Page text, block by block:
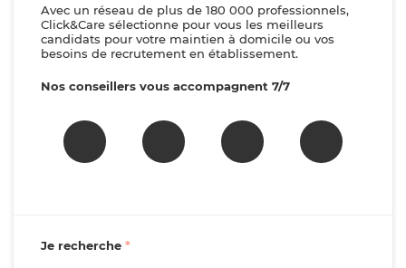
Avec un réseau de plus de 180 000 professionnels,
Click&Care sélectionne pour vous les meilleurs
candidats pour votre maintien à domicile ou vos
besoins de recrutement en établissement.
Nos conseillers vous accompagnent 7/7
Je recherche